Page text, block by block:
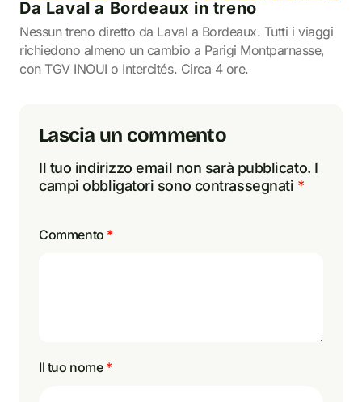
Da Laval a Bordeaux in treno
Nessun treno diretto da Laval a Bordeaux. Tutti i viaggi
richiedono almeno un cambio a Parigi Montparnasse,
con TGV INOUI o Intercités. Circa 4 ore.
Lascia un commento
Il tuo indirizzo email non sarà pubblicato. I
campi obbligatori sono contrassegnati *
Commento *
Il tuo nome *